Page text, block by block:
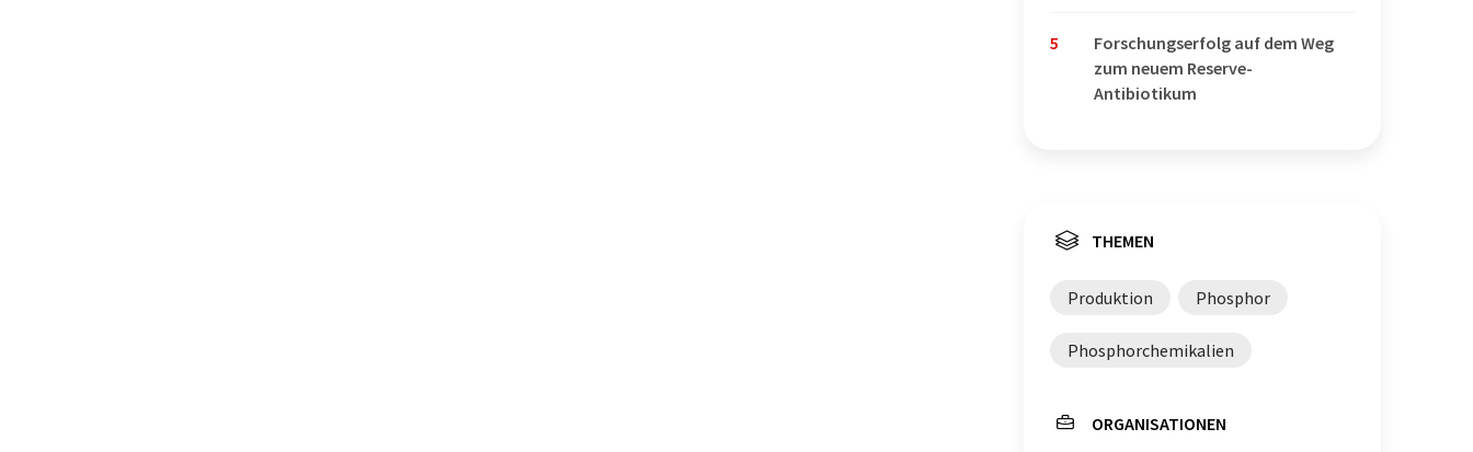
5
Forschungserfolg auf dem Weg
zum neuem Reserve-
Antibiotikum
THEMEN
Produktion Phosphor
Phosphorchemikalien
ORGANISATIONEN